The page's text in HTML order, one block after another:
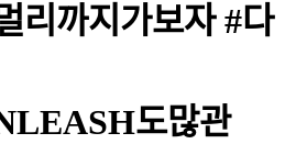
리까지가보자 #다
도많관